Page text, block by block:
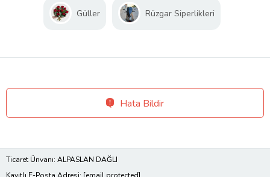
Güller Rüzgar Siperlikleri
Hata Bildir
Ticaret Ünvanı: ALPASLAN DAĞLI
Kayıtlı E-Posta Adresi: [email protected]